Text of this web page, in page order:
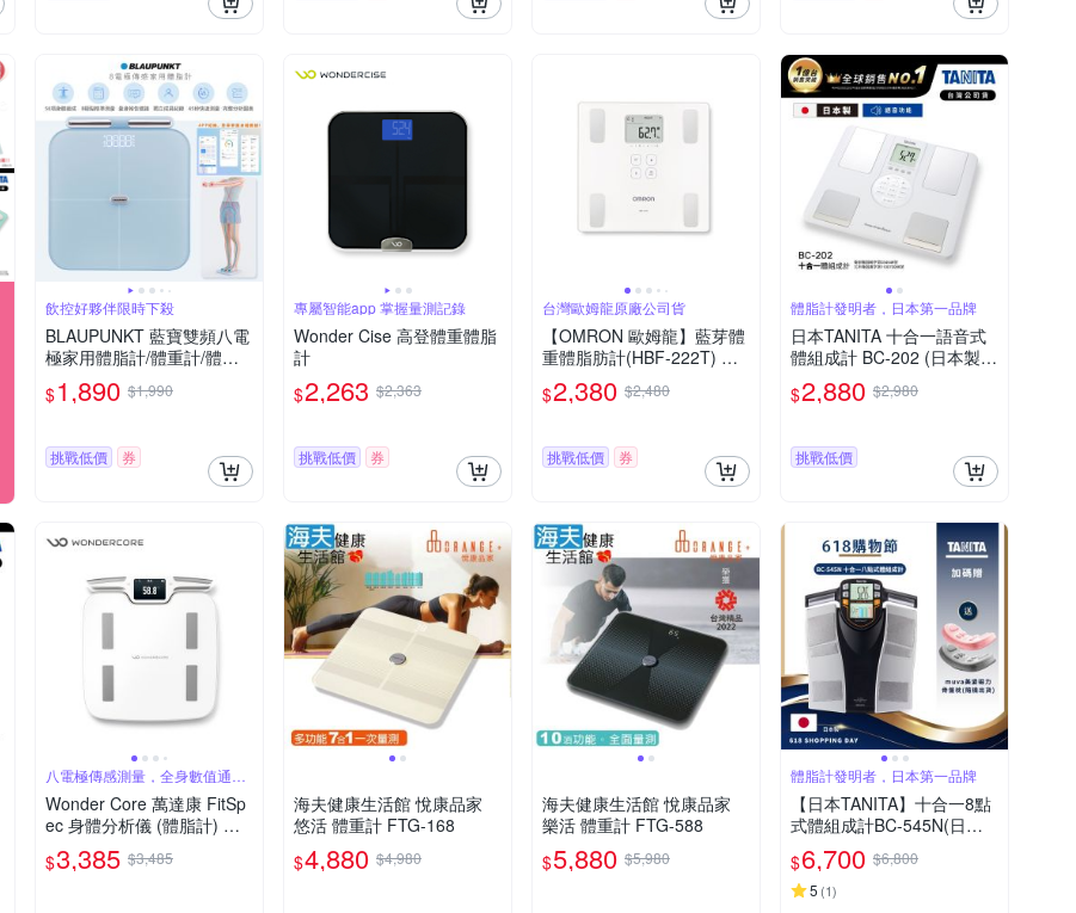
飲控好夥伴限時下殺
BLAUPUNKT 藍寶雙頻八電
極家用體脂計/體重計/體重
機/體脂機 BPH-ME01W 充
電式/56項健康數據
$1,890 $1,990
挑戰低價 券
專屬智能app 掌握量測記錄
Wonder Cise 高登體重體脂
計
$2,263 $2,363
挑戰低價 券
台灣歐姆龍原廠公司貨
【OMRON 歐姆龍】藍芽體
重體脂肪計(HBF-222T) 體
脂計
$2,380 $2,480
挑戰低價 券
體脂計發明者，日本第一品牌
日本TANITA 十合一語音式
體組成計 BC-202 (日本製)-
台灣公司貨
$2,880 $2,980
挑戰低價
八電極傳感測量，全身數值通通
量
Wonder Core 萬達康 FitSp
ec 身體分析儀 (體脂計) 八
電極體脂計
$3,385 $3,485
海夫健康生活館 悅康品家
悠活 體重計 FTG-168
$4,880 $4,980
海夫健康生活館 悅康品家
樂活 體重計 FTG-588
$5,880 $5,980
體脂計發明者，日本第一品牌
【日本TANITA】十合一8點
式體組成計BC-545N(日本
製)-台灣公司貨
$6,700 $6,800
5 (1)